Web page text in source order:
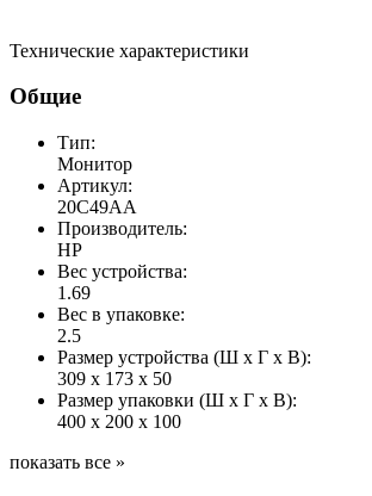
Технические характеристики
Общие
Тип:
Монитор
Артикул:
20C49AA
Производитель:
HP
Вес устройства:
1.69
Вес в упаковке:
2.5
Размер устройства (Ш x Г x В):
309 x 173 x 50
Размер упаковки (Ш x Г x В):
400 x 200 x 100
показать все »